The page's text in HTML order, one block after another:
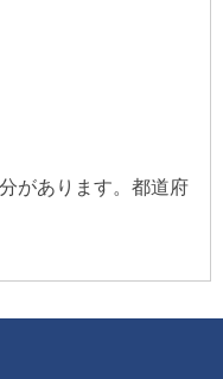
があります。都道府